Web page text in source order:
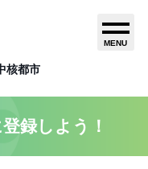
核都市
MENU
録しよう！